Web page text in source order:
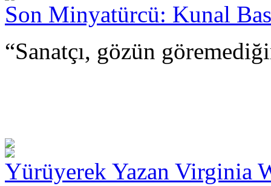
Son Minyatürcü: Kunal
“Sanatçı, gözün
Yürüyerek Yazan Virginia